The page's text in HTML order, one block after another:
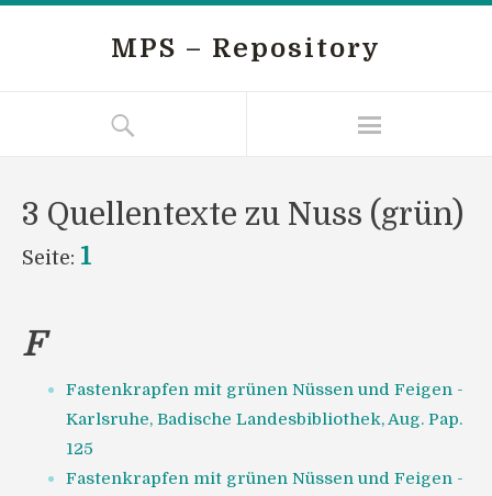
MPS – Repository
3 Quellentexte zu Nuss (grün)
Seite: 1
F
Fastenkrapfen mit grünen Nüssen und Feigen -
Karlsruhe, Badische Landesbibliothek, Aug. Pap.
125
Fastenkrapfen mit grünen Nüssen und Feigen -